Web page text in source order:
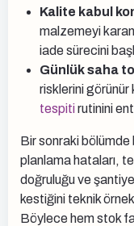
Kalite kabul
malzemeyi
iade sürecini
Günlük saha
risklerini görünür
tespitirutinini
Bir sonraki bölümde
planlama hataları,
doğruluğu ve şantiye
kestiğini teknik
Böylece hem stok